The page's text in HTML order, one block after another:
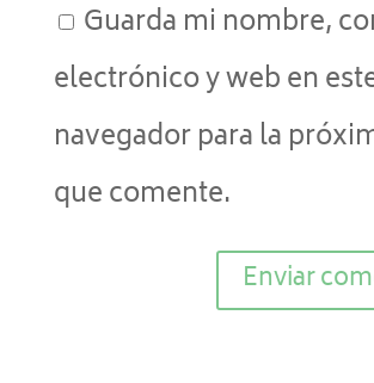
Guarda mi nombre,
electrónico y web en
navegador para la
que comente.